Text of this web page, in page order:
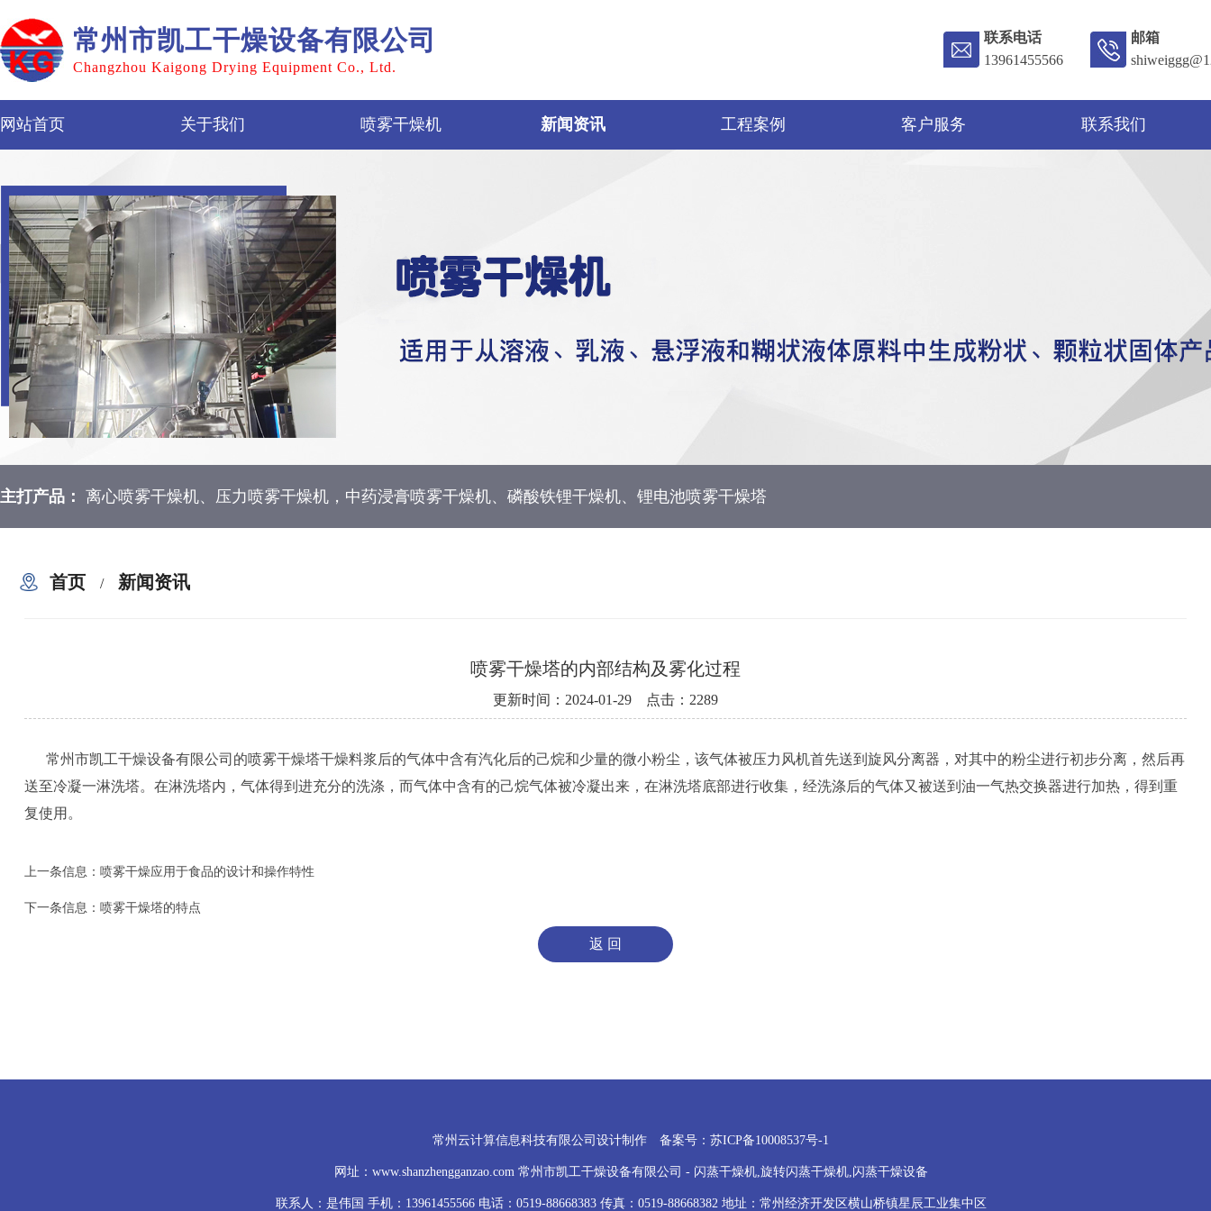
常州市凯工干燥设备有限公司
Changzhou Kaigong Drying Equipment Co., Ltd.
邮箱
联系电话
13961455566
网站首页 关于我们 喷雾干燥机 新闻资讯 工程案例 客户服务 联系我们
主打产品： 离心喷雾干燥机、压力喷雾干燥机，中药浸膏喷雾干燥机、磷酸铁锂干燥机、锂电池喷雾干燥塔
首页 / 新闻资讯
喷雾干燥塔的内部结构及雾化过程
更新时间：2024-01-29 点击：2289
常州市凯工干燥设备有限公司的喷雾干燥塔干燥料浆后的气体中含有汽化后的己烷和少量的微小粉尘，该气体被压力风机首先送到旋风分离器，对其中的粉尘进行初步分离，然后再
送至冷凝一淋洗塔。在淋洗塔内，气体得到进充分的洗涤，而气体中含有的己烷气体被冷凝出来，在淋洗塔底部进行收集，经洗涤后的气体又被送到油一气热交换器进行加热，得到重
复使用。
上一条信息： 喷雾干燥应用于食品的设计和操作特性
下一条信息： 喷雾干燥塔的特点
常州云计算信息科技有限公司 设计制作 备案号： 苏ICP备10008537号-1
网址：www.shanzhengganzao.com 常州市凯工干燥设备有限公司 - 闪蒸干燥机,旋转闪蒸干燥机,闪蒸干燥设备
联系人：是伟国 手机：13961455566 电话：0519-88668383 传真：0519-88668382 地址：常州经济开发区横山桥镇星辰工业集中区